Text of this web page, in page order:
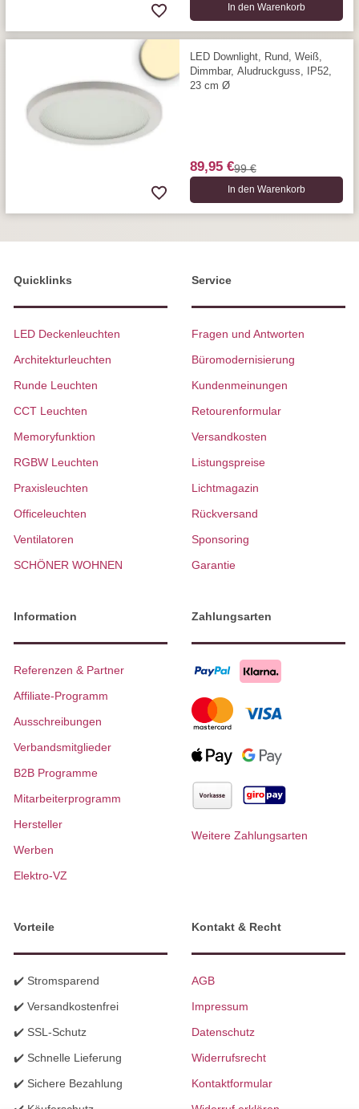
In den Warenkorb
LED Downlight, Rund, Weiß,
Dimmbar, Aludruckguss, IP52,
23 cm Ø
89,95 €99 €
In den Warenkorb
Quicklinks
LED Deckenleuchten
Architekturleuchten
Runde Leuchten
CCT Leuchten
Memoryfunktion
RGBW Leuchten
Praxisleuchten
Officeleuchten
Ventilatoren
SCHÖNER WOHNEN
Service
Fragen und Antworten
Büromodernisierung
Kundenmeinungen
Retourenformular
Versandkosten
Listungspreise
Lichtmagazin
Rückversand
Sponsoring
Garantie
Information
Referenzen & Partner
Affiliate-Programm
Ausschreibungen
Verbandsmitglieder
B2B Programme
Mitarbeiterprogramm
Hersteller
Werben
Elektro-VZ
Zahlungsarten
Weitere Zahlungsarten
Vorteile
✔️ Stromsparend
✔️ Versandkostenfrei
✔️ SSL-Schutz
✔️ Schnelle Lieferung
✔️ Sichere Bezahlung
Kontakt & Recht
AGB
Impressum
Datenschutz
Widerrufsrecht
Kontaktformular